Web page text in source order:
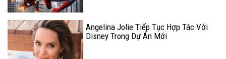
Angelina Jolie Tiếp Tục Hợp Tác Với
Disney Trong Dự Án Mới